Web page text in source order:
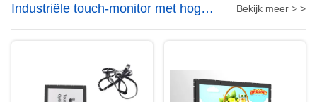
Industriële touch-monitor met hoge
helderheid
Bekijk meer > >